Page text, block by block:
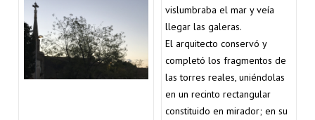
vislumbraba el mar y veía
llegar las galeras.
El arquitecto conservó y
completó los fragmentos de
las torres reales, uniéndolas
en un recinto rectangular
constituido en mirador; en su